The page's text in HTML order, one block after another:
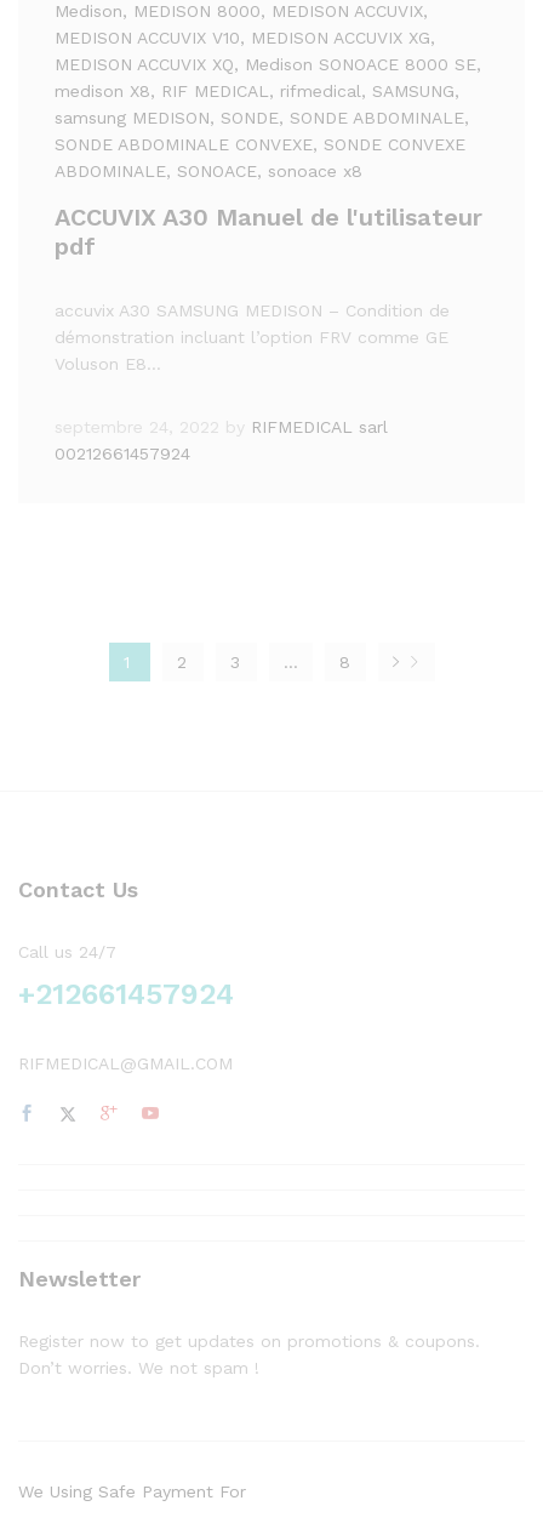
Medison, MEDISON 8000, MEDISON ACCUVIX,
MEDISON ACCUVIX V10, MEDISON ACCUVIX XG,
MEDISON ACCUVIX XQ, Medison SONOACE 8000 SE,
medison X8, RIF MEDICAL , rifmedical, SAMSUNG,
samsung MEDISON, SONDE, SONDE ABDOMINALE,
SONDE ABDOMINALE CONVEXE, SONDE CONVEXE
ABDOMINALE, SONOACE, sonoace x8
ACCUVIX A30 Manuel de l'utilisateur
pdf
accuvix A30 SAMSUNG MEDISON – Condition de
démonstration incluant l’option FRV comme GE
Voluson E8…
septembre 24, 2022 by RIFMEDICAL sarl
00212661457924
1 2 3 … 8
Contact Us
Call us 24/7
+212661457924
RIFMEDICAL@GMAIL.COM
Newsletter
Register now to get updates on promotions & coupons.
Don’t worries. We not spam !
We Using Safe Payment For